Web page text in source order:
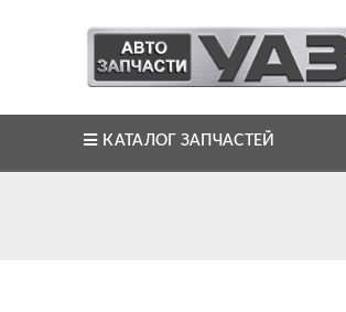
КАТАЛОГ ЗАПЧАСТЕЙ